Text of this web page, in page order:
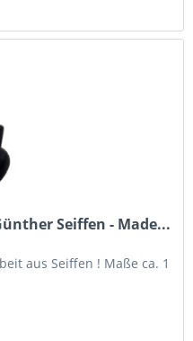
Seiffen - Made...
aus Seiffen ! Maße ca. 1